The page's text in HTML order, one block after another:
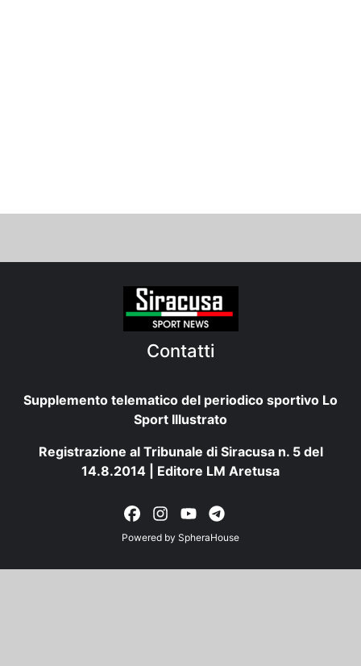
Contatti
Supplemento telematico del periodico sportivo Lo
Sport Illustrato
Registrazione al Tribunale di Siracusa n. 5 del
14.8.2014 | Editore LM Aretusa
Powered by SpheraHouse